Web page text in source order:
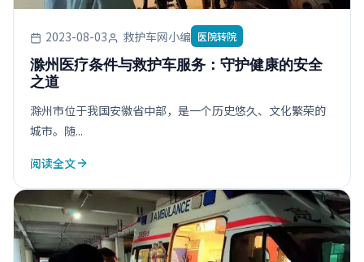
2023-08-03 救护车网小编 医院转院
滁州医疗条件与救护车服务：守护健康的安全
之道
滁州市位于我国安徽省中部，是一个历史悠久、文化繁荣的
城市。随...
阅读全文